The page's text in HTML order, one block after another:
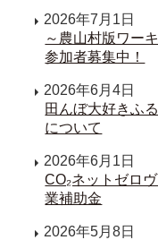
2026年7月1日
～農山村版ワー
参加者募集中！
2026年6月4日
田んぼ大好きふ
について
2026年6月1日
CO₂ネットゼロ
業補助金
2026年5月8日